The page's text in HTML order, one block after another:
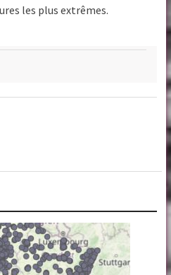
les plus extrêmes.